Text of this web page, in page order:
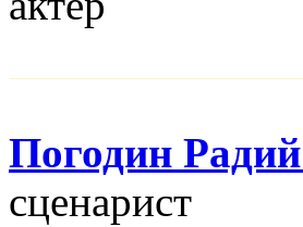
Погодин
сценарист